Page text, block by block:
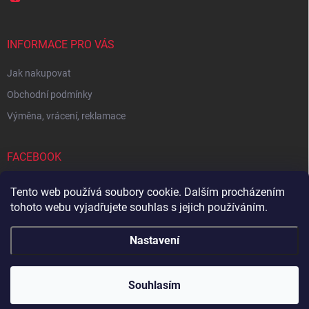
Tento web používá soubory cookie. Dalším procházením
tohoto webu vyjadřujete souhlas s jejich používáním.
Nastavení
Souhlasím
INFORMACE PRO VÁS
Jak nakupovat
Obchodní podmínky
Výměna, vrácení, reklamace
FACEBOOK
Zboží.cz Heureka.cz Sedupa Nejlepší seno.cz
Zandup . Všechna práva vyhrazena.